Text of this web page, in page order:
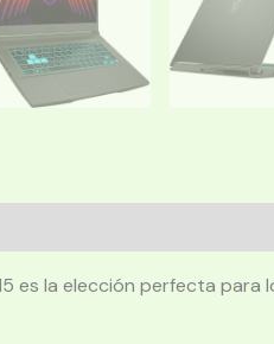
es la elección perfecta